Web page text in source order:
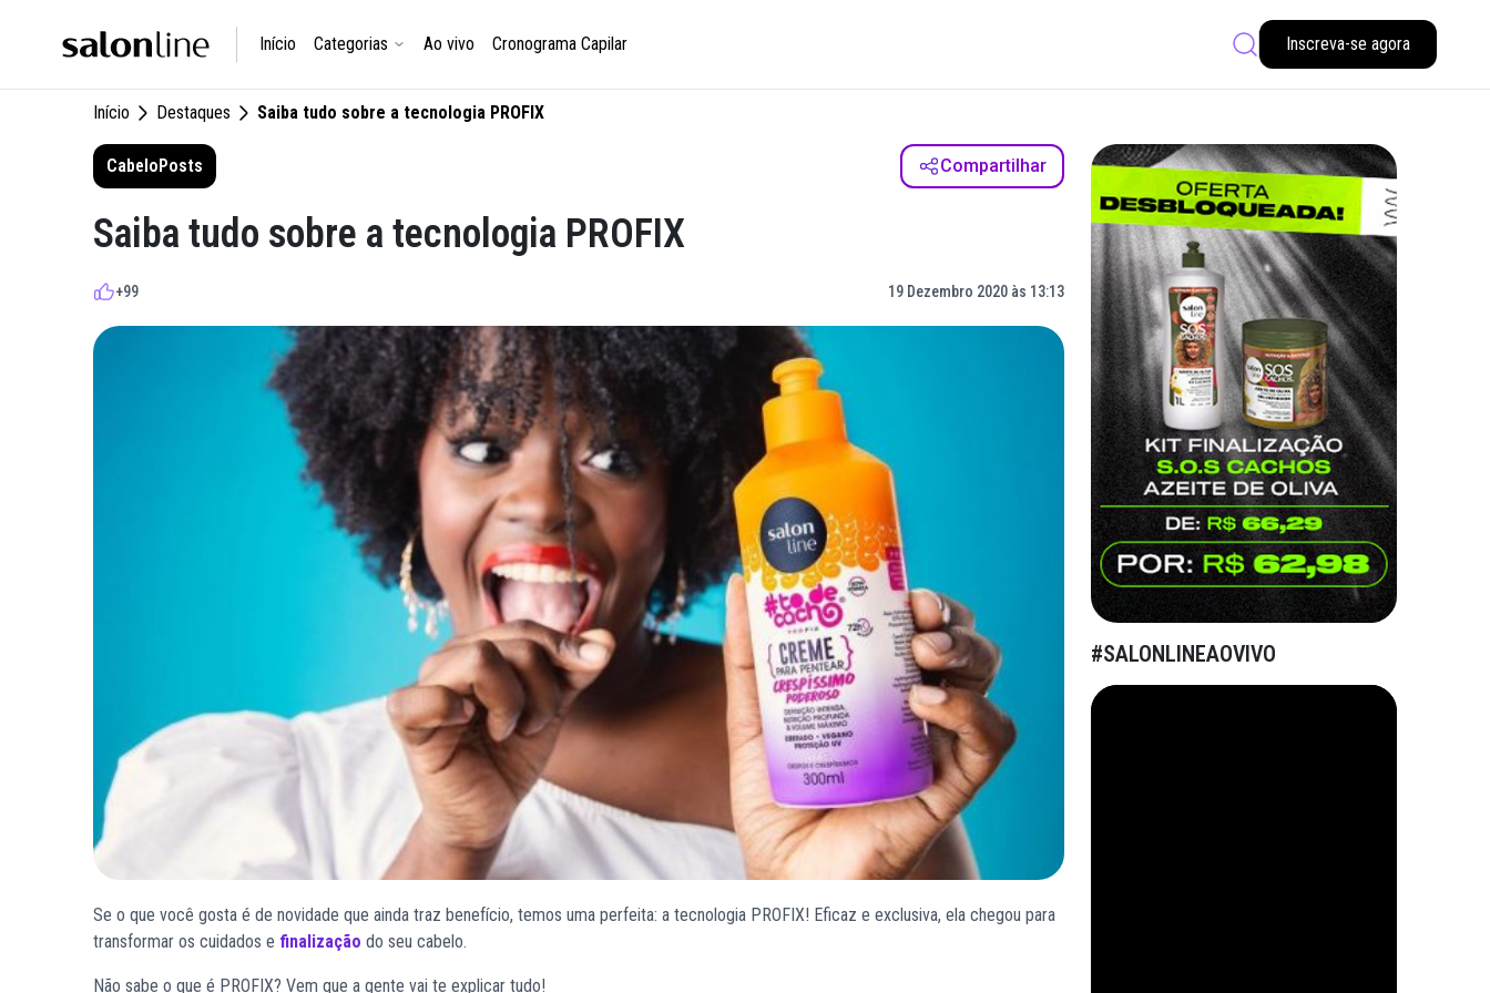
Início Categorias Ao vivo Cronograma Capilar Inscreva-se agora
Início Destaques Saiba tudo sobre a tecnologia PROFIX
CabeloPosts Compartilhar
Saiba tudo sobre a tecnologia PROFIX
+99 19 Dezembro 2020 às 13:13
Se o que você gosta é de novidade que ainda traz benefício, temos uma perfeita: a tecnologia PROFIX! Eficaz e exclusiva, ela chegou para
transformar os cuidados e finalização do seu cabelo.
Não sabe o que é PROFIX? Vem que a gente vai te explicar tudo!
#SALONLINEAOVIVO